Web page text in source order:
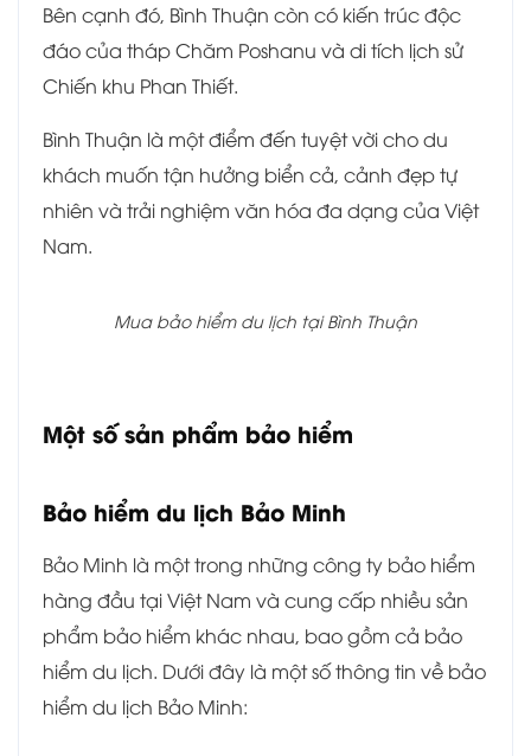
Bên cạnh đó, Bình Thuận còn có kiến trúc độc
đáo của tháp Chăm Poshanu và di tích lịch sử
Chiến khu Phan Thiết.
Bình Thuận là một điểm đến tuyệt vời cho du
khách muốn tận hưởng biển cả, cảnh đẹp tự
nhiên và trải nghiệm văn hóa đa dạng của Việt
Nam.
Mua bảo hiểm du lịch tại Bình Thuận
Một số sản phẩm bảo hiểm
Bảo hiểm du lịch Bảo Minh
Bảo Minh là một trong những công ty bảo hiểm
hàng đầu tại Việt Nam và cung cấp nhiều sản
phẩm bảo hiểm khác nhau, bao gồm cả bảo
hiểm du lịch. Dưới đây là một số thông tin về bảo
hiểm du lịch Bảo Minh: